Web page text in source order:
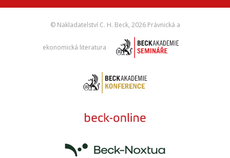
© Nakladatelství C. H. Beck, 2026 Právnická a
ekonomická literatura